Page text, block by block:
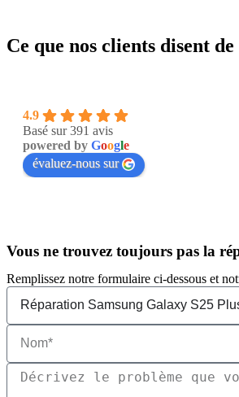
Ce que nos clients disent de
4.9
Basé sur 391 avis
powered by Google
évaluez-nous sur
Vous ne trouvez toujours pas la
Remplissez notre formulaire ci-dessous et